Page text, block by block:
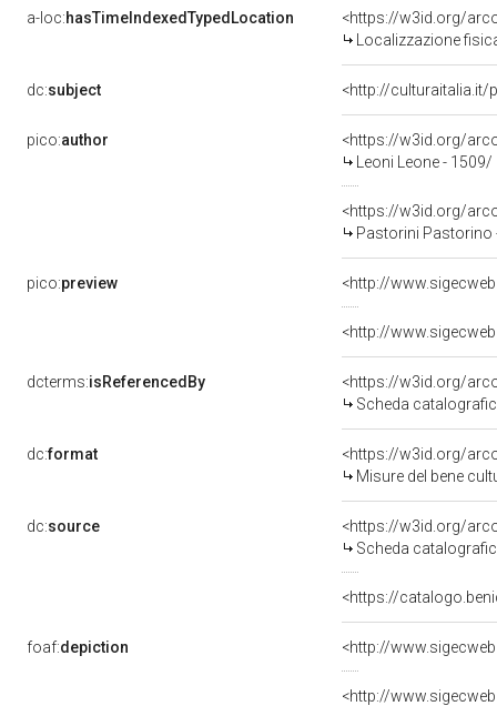
a-loc:hasTimeIndexedTypedLocation
<https://w3id.org/
Localizzazione
dc:subject <http://culturaitalia.it/
pico:author
<https://w3id.org/
Leoni Leone -
<https://w3id.org/
Pastorini Pastorino
pico:preview <http://
<http://
dcterms:isReferencedBy
<https://w3id.org/
Scheda
dc:format
<https://w3id.org/
Misure del bene
dc:source
<https://w3id.org/
Scheda
<https://
foaf:depiction <http://
<http://